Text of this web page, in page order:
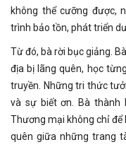
không thể cưỡng được,
trình bảo tồn, phát triển
Từ đó, bà rời bục giảng.
địa bị lãng quên, học
truyền. Những tri thức
và sự biết ơn. Bà thành
Thương mại không chỉ để
quên giữa những trang